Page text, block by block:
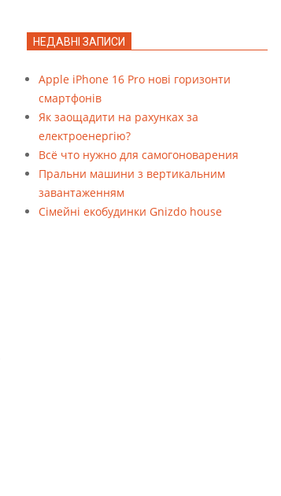
НЕДАВНІ ЗАПИСИ
Apple iPhone 16 Pro нові горизонти
смартфонів
Як заощадити на рахунках за
електроенергію?
Всё что нужно для самогоноварения
Пральни машини з вертикальним
завантаженням
Cімейні екобудинки Gnizdo house